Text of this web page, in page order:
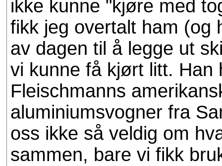
ikke kunne "kjøre med
fikk jeg overtalt ham (og
av dagen til å legge ut
vi kunne få kjørt litt. Han
Fleischmanns
aluminiumsvogner fra
oss ikke så veldig om
sammen, bare vi fikk